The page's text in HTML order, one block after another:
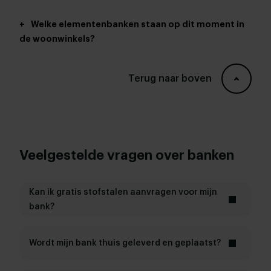
Veelgestelde vragen over banken
Kan ik gratis stofstalen aanvragen voor mijn
bank?
lichtinval en andere meubels. Dat maakt het makkelijker
Wordt mijn bank thuis geleverd en geplaatst?
+
Welke elementenbanken staan op dit moment in
de woonwinkels?
Terug naar boven